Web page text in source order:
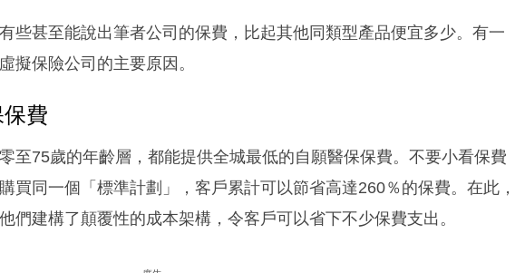
些甚至能說出筆者公司的保費，比起其他同類型產品便宜多少。有一
擬保險公司的主要原因。
費
至75歲的年齡層，都能提供全城最低的自願醫保保費。不要小看保費
買同一個「標準計劃」，客戶累計可以節省高達260％的保費。在此，
們建構了顛覆性的成本架構，令客戶可以省下不少保費支出。